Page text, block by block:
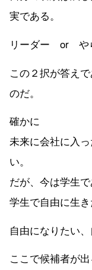
実である。
リーダー or や
この２択が答え
のだ。
確かに
未来に会社に入
い。
だが、今は学生で
学生で自由に生き
自由になりたい、
ここで候補者が